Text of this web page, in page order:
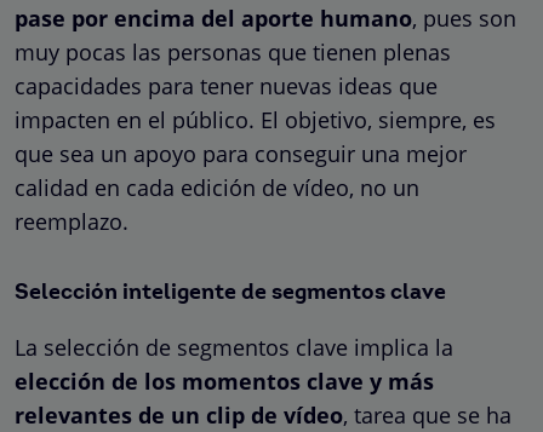
pase por encima del aporte humano, pues son
muy pocas las personas que tienen plenas
capacidades para tener nuevas ideas que
impacten en el público. El objetivo, siempre, es
que sea un apoyo para conseguir una mejor
calidad en cada edición de vídeo, no un
reemplazo.
Selección inteligente de segmentos clave
La selección de segmentos clave implica la
elección de los momentos clave y más
relevantes de un clip de vídeo, tarea que se ha